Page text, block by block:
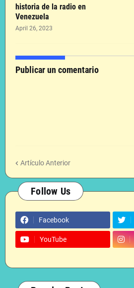
historia de la radio en
Venezuela
April 26, 2023
Publicar un comentario
Artículo Anterior
Follow Us
Facebook
YouTube